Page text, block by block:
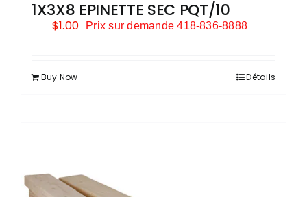
1X3X8 EPINETTE SEC PQT/10
$1.00 Prix sur demande 418-836-8888
Buy Now Détails